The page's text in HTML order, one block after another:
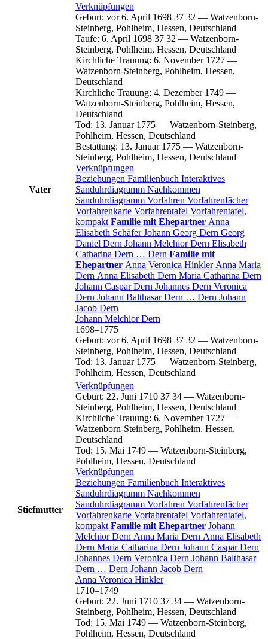
Vater
Verknüpfungen
Geburt: vor 6. April 1698 37 32 — Watzenborn-
Steinberg, Pohlheim, Hessen, Deutschland
Taufe: 6. April 1698 37 32 — Watzenborn-
Steinberg, Pohlheim, Hessen, Deutschland
Kirchliche Trauung: 6. November 1727 —
Watzenborn-Steinberg, Pohlheim, Hessen,
Deutschland
Kirchliche Trauung: 4. Dezember 1749 —
Watzenborn-Steinberg, Pohlheim, Hessen,
Deutschland
Tod: 13. Januar 1775 — Watzenborn-Steinberg,
Pohlheim, Hessen, Deutschland
Bestattung: 13. Januar 1775 — Watzenborn-
Steinberg, Pohlheim, Hessen, Deutschland
Verknüpfungen
Beziehungen Familienbuch Interaktives
Sanduhrdiagramm Nachkommen
Sanduhrdiagramm Vorfahren Vorfahrenfächer
Vorfahrenkarte Vorfahrentafel Vorfahrentafel,
kompakt Familie mit Ehepartner Anna
Elisabeth Schäfer Johann Georg Dern Georg
Daniel Dern Johann MelchiorDern Elisabeth
Catharina Dern … Dern Familie mit
Ehepartner Anna Veronica Hinkler Anna Maria
Dern Anna Elisabeth Dern Maria Catharina Dern
Johann CasparDern Johannes Dern Veronica
Dern Johann BalthasarDern … Dern Johann
Jacob Dern
Johann MelchiorDern
1698–1775
Geburt: vor 6. April 1698 37 32 — Watzenborn-
Steinberg, Pohlheim, Hessen, Deutschland
Tod: 13. Januar 1775 — Watzenborn-Steinberg,
Pohlheim, Hessen, Deutschland
Stiefmutter
Verknüpfungen
Geburt: 22. Juni 1710 37 34 — Watzenborn-
Steinberg, Pohlheim, Hessen, Deutschland
Kirchliche Trauung: 6. November 1727 —
Watzenborn-Steinberg, Pohlheim, Hessen,
Deutschland
Tod: 15. Mai 1749 — Watzenborn-Steinberg,
Pohlheim, Hessen, Deutschland
Verknüpfungen
Beziehungen Familienbuch Interaktives
Sanduhrdiagramm Nachkommen
Sanduhrdiagramm Vorfahren Vorfahrenfächer
Vorfahrenkarte Vorfahrentafel Vorfahrentafel,
kompakt Familie mit Ehepartner Johann
MelchiorDern Anna Maria Dern Anna Elisabeth
Dern Maria Catharina Dern Johann CasparDern
Johannes Dern Veronica Dern Johann Balthasar
Dern … Dern Johann Jacob Dern
Anna Veronica Hinkler
1710–1749
Geburt: 22. Juni 1710 37 34 — Watzenborn-
Steinberg, Pohlheim, Hessen, Deutschland
Tod: 15. Mai 1749 — Watzenborn-Steinberg,
Pohlheim, Hessen, Deutschland